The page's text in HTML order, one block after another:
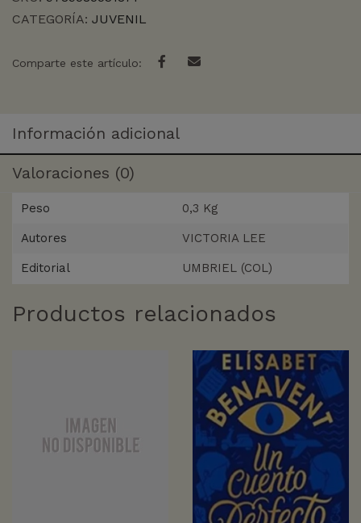
cantidad
CATEGORÍA: JUVENIL
Comparte este artículo:
Información adicional
Valoraciones (0)
Peso 0,3 Kg
Autores VICTORIA LEE
Editorial UMBRIEL (COL)
Productos relacionados